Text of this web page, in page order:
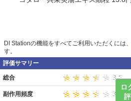
DI Stationの機能をすべてご利用いただくには、
す。
評価サマリー
ロ
総合
副作用頻度